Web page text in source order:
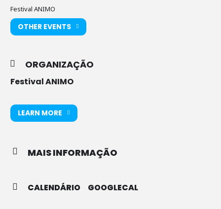
Festival ANIMO
OTHER EVENTS
ORGANIZAÇÃO
Festival ANIMO
LEARN MORE
MAIS INFORMAÇÃO
CALENDÁRIO GOOGLECAL